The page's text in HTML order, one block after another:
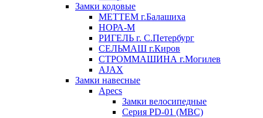
Замки кодовые
МЕТТЕМ г.Балашиха
НОРА-М
РИГЕЛЬ г. С.Петербург
СЕЛЬМАШ г.Киров
СТРОММАШИНА г.Могилев
AJAX
Замки навесные
Apecs
Замки велосипедные
Серия PD-01 (МВС)